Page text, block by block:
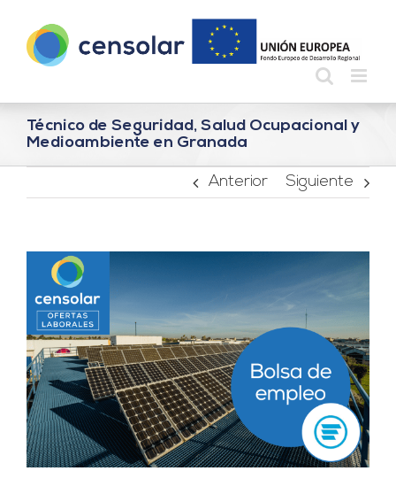
contenido
Técnico de Seguridad, Salud Ocupacional y
Medioambiente en Granada
Anterior Siguiente
imagen
más
grande